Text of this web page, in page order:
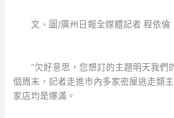
文、圖/廣州日報全媒體記者 程依倫
“欠好意思，您想訂的主題明天我們
個周末，記者走進市內多家密屋逃走類
家店均是爆滿。